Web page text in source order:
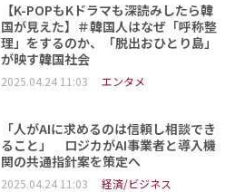
【K-POPもKドラマも深読みしたら韓
国が見えた】＃韓国人はなぜ「呼称整
理」をするのか、「脱出おひとり島」
が映す韓国社会
2025.04.24 11:03 エンタメ
「人がAIに求めるのは信頼し相談でき
ること」 ロジカがAI事業者と導入機
関の共通指針案を策定へ
2025.04.24 11:03 経済/ビジネス